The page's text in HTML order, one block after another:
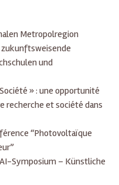
Metropolregion
und
» : une opportunité
recherche et société dans
“Photovoltaïque
Symposium – Künstliche